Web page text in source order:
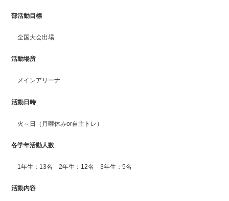
部活動目標
全国大会出場
活動場所
メインアリーナ
活動日時
火～日（月曜休みor自主トレ）
各学年活動人数
1年生：13名 2年生：12名 3年生：5名
活動内容